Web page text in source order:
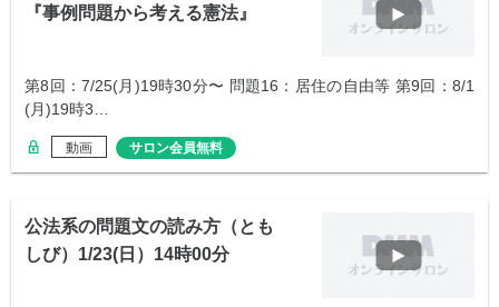
『事例問題から考える憲法』
第8回：7/25(月)19時30分〜 問題16：居住の自由等 第9回：8/1
(月)19時3…
動画 サロン会員無料
公法系の問題文の読み方（とも
しび）1/23(日）14時00分